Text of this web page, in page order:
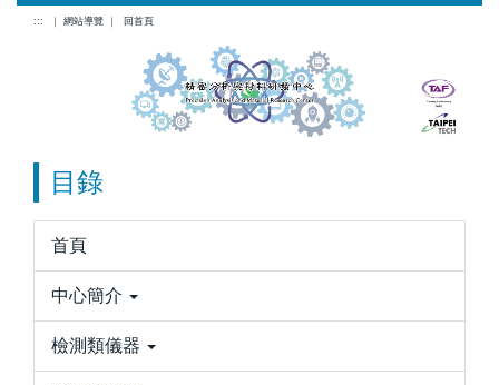
::: ｜ 網站導覽 ｜ 回首頁
目錄
首頁
中心簡介
檢測類儀器